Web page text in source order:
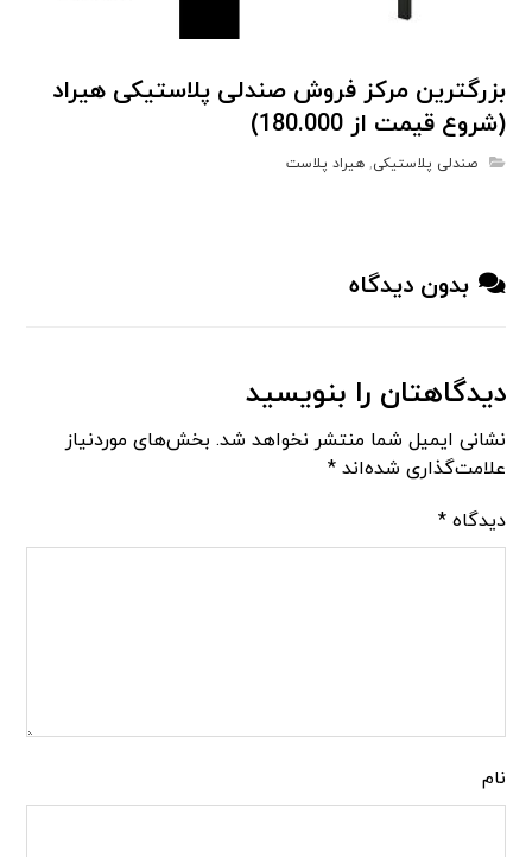
بزرگترین مرکز فروش صندلی پلاستیکی هیراد
(شروع قیمت از 180.000)
صندلی پلاستیکی,هیراد پلاست
بدون دیدگاه
دیدگاهتان را بنویسید
نشانی ایمیل شما منتشر نخواهد شد. بخش‌های موردنیاز
علامت‌گذاری شده‌اند*
دیدگاه*
نام